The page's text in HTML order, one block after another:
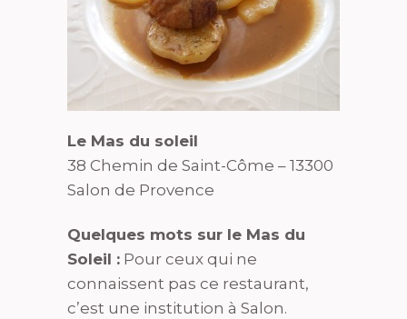
Le Mas du soleil
38 Chemin de Saint-Côme – 13300
Salon de Provence
Quelques mots sur le Mas du
Soleil : Pour ceux qui ne
connaissent pas ce restaurant,
c’est une institution à Salon.